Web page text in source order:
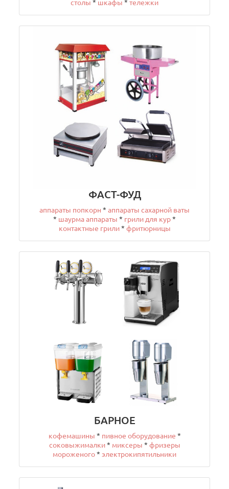
столы * шкафы * тележки
ФАСТ-ФУД
аппараты попкорн * аппараты сахарной ваты
* шаурма аппараты * грили для кур*
контактные грили* фритюрницы
БАРНОЕ
кофемашины * пивное оборудование *
соковыжималки* миксеры * фризеры
мороженого* электрокипятильники